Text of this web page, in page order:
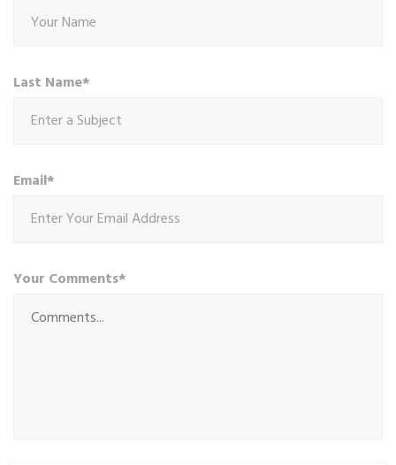
Last Name*
Email*
Your Comments*